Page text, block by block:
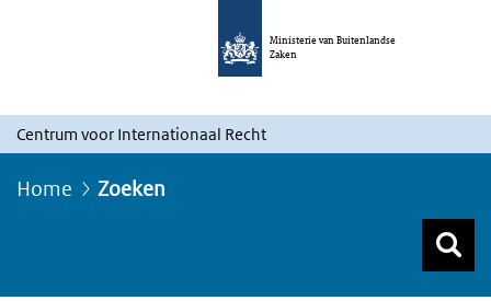
Ministerie van Buitenlandse
Zaken
Centrum voor Internationaal Recht
Home Zoeken